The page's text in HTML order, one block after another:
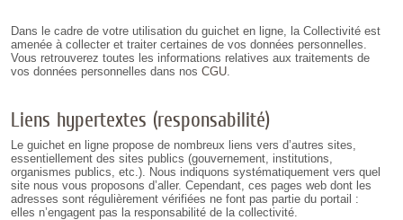
Dans le cadre de votre utilisation du guichet en ligne, la Collectivité est
amenée à collecter et traiter certaines de vos données personnelles.
Vous retrouverez toutes les informations relatives aux traitements de
vos données personnelles dans nos CGU.
Liens hypertextes (responsabilité)
Le guichet en ligne propose de nombreux liens vers d’autres sites,
essentiellement des sites publics (gouvernement, institutions,
organismes publics, etc.). Nous indiquons systématiquement vers quel
site nous vous proposons d’aller. Cependant, ces pages web dont les
adresses sont régulièrement vérifiées ne font pas partie du portail :
elles n’engagent pas la responsabilité de la collectivité.